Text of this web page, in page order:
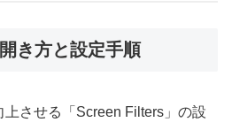
き方と設定手順
させる「Screen Filters」の設